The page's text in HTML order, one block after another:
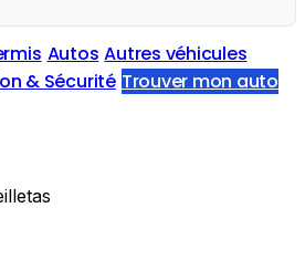
Autos Autres véhicules
& Sécurité Trouver mon auto